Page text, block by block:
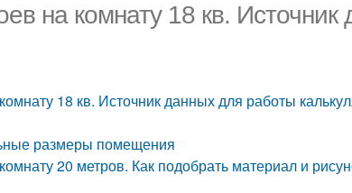
на комнату 18 кв.
18 кв. Источник данных для работы
размеры помещения
20 метров. Как подобрать материал и